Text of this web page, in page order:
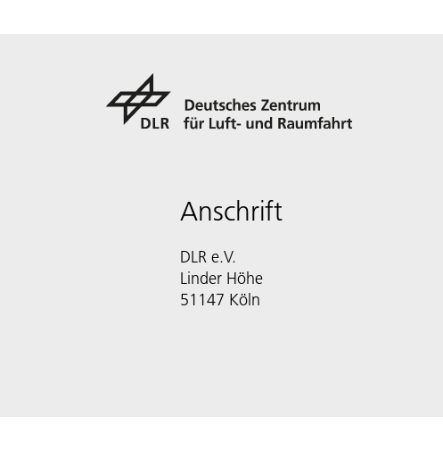
Anschrift
DLR e.V.
Linder Höhe
51147 Köln